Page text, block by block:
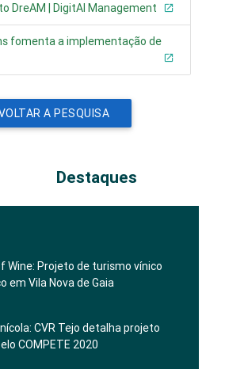
DreAM | DigitAl Management
fomenta a implementação de
A PESQUISA
Destaques
Wine: Projeto de turismo vínico
em Vila Nova de Gaia
CVR Tejo detalha projeto
COMPETE 2020